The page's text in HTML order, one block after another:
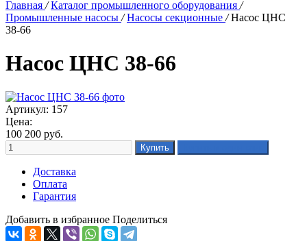
Главная / Каталог промышленного оборудования /
Промышленные насосы / Насосы секционные / Насос ЦНС
38-66
Насос ЦНС 38-66
Артикул: 157
Цена:
100 200 руб.
Доставка
Оплата
Гарантия
Добавить в избранное Поделиться